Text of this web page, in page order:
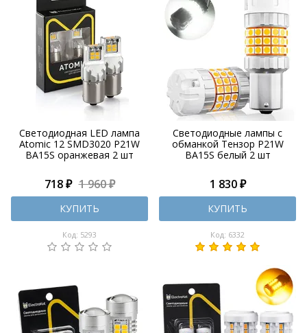
Светодиодная LED лампа
Atomic 12 SMD3020 P21W
BA15S оранжевая 2 шт
718 ₽ 1 960 ₽
КУПИТЬ
Код: 5293
Светодиодные лампы с
обманкой Тензор P21W
BA15S белый 2 шт
1 830 ₽
КУПИТЬ
Код: 6332